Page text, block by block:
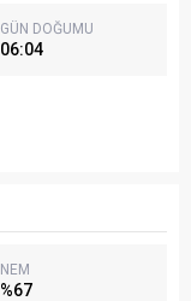
GÜN DOĞUMU
06:04
NEM
%67